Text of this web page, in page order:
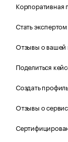
Корпоративная
Стать экспертом
Отзывы о
Поделиться
Создать
Отзывы о